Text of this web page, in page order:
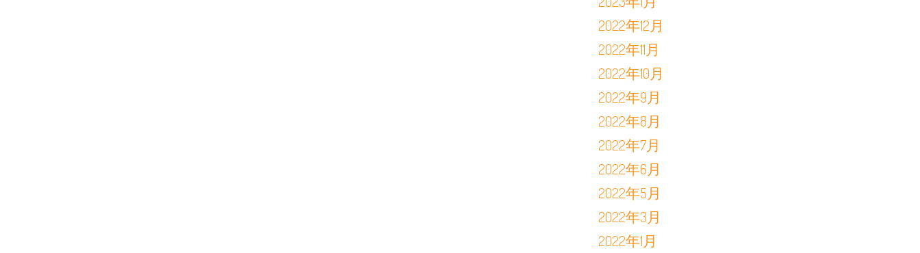
2022年12月
2022年11月
2022年10月
2022年9月
2022年8月
2022年7月
2022年6月
2022年5月
2022年3月
2022年1月